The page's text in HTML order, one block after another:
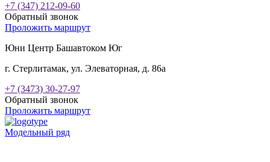
+7 (347) 212-09-60
Обратный звонок
Проложить маршрут
Юни Центр Башавтоком Юг
г. Стерлитамак, ул. Элеваторная, д. 86а
+7 (3473) 30-27-97
Обратный звонок
Проложить маршрут
Модельный ряд